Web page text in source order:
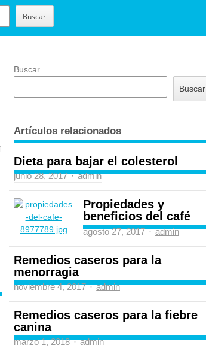
Buscar
Buscar
Buscar
Artículos relacionados
Dieta para bajar el colesterol
junio 28, 2017 Author
admin
Propiedades y
beneficios del café
agosto 27, 2017 Author
admin
Remedios caseros para la
menorragia
noviembre 4, 2017 Author
admin
Remedios caseros para la fiebre
canina
marzo 1, 2018 Author
admin